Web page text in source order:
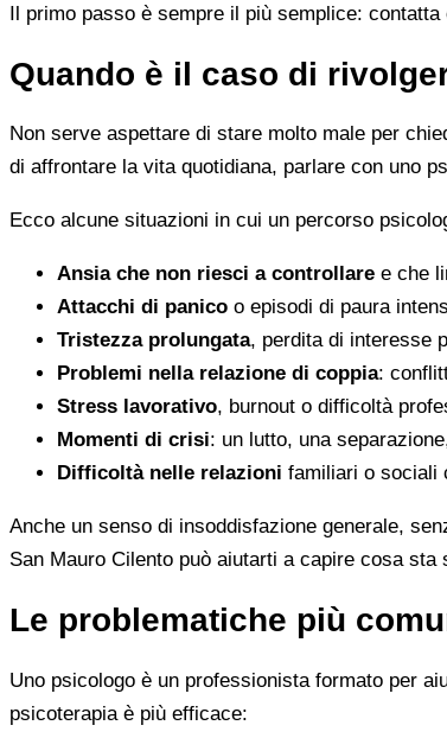
Il primo passo è sempre il più semplice:
Quando è il caso di
Non serve aspettare di stare molto male per
di affrontare la vita quotidiana, parlare con uno
Ecco alcune situazioni in cui un percorso
Ansia che non riesci a controllare e che
Attacchi di panico o episodi di paura
Tristezza prolungata, perdita di interesse
Problemi nella relazione di coppia:
Stress lavorativo, burnout o difficoltà
Momenti di crisi: un lutto, una
Difficoltà nelle relazioni familiari o sociali
Anche un senso di insoddisfazione generale,
San Mauro Cilento può aiutarti a capire cosa
Le problematiche più
Uno psicologo è un professionista formato per
psicoterapia è più efficace: